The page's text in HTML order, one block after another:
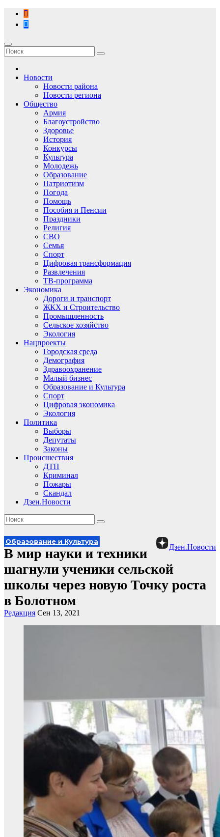
Перейти
содержимому
Новости
Новости района
Новости региона
Общество
Армия
Благоустройство
Здоровье
История
Конкурсы
Культура
Молодежь
Образование
Патриотизм
Погода
Помощь
Пособия и Пенсии
Праздники
Религия
СВО
Семья
Спорт
Цифровая трансформация
Развлечения
ТВ-программа
Экономика
Дороги и транспорт
ЖКХ и Строительство
Промышленность
Сельское хозяйство
Экология
Нацпроекты
Городская среда
Демография
Здравоохранение
Малый бизнес
Образование и Культура
Спорт
Цифровая экономика
Экология
Политика
Выборы
Депутаты
Законы
Происшествия
ДТП
Криминал
Пожары
Скандал
Дзен.Новости
Дзен.Новости
Образование и Культура
В мир науки и техники
шагнули ученики сельской
школы через новую Точку роста
в Болотном
Редакция Сен 13, 2021